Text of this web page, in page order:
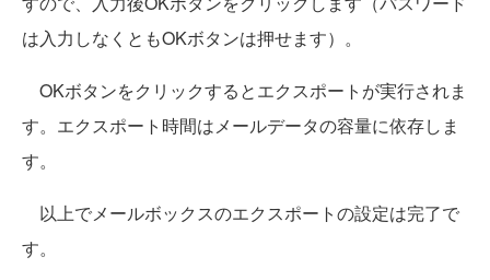
は入力しなくともOKボタンは押せます）。
OKボタンをクリックするとエクスポートが実行されま
す。エクスポート時間はメールデータの容量に依存しま
す。
以上でメールボックスのエクスポートの設定は完了で
す。